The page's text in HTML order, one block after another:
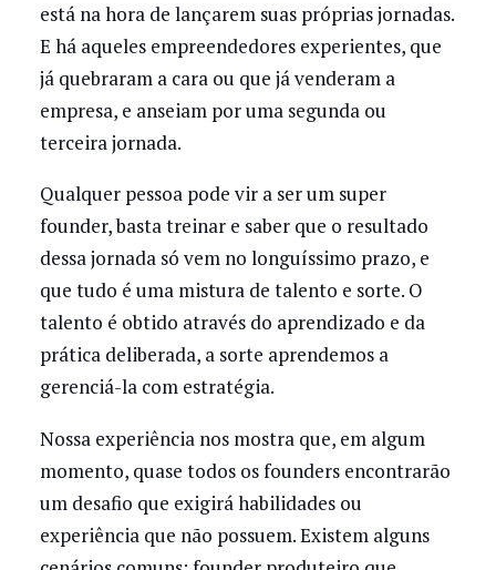
está na hora de lançarem suas próprias jornadas.
E há aqueles empreendedores experientes, que
já quebraram a cara ou que já venderam a
empresa, e anseiam por uma segunda ou
terceira jornada.
Qualquer pessoa pode vir a ser um super
founder, basta treinar e saber que o resultado
dessa jornada só vem no longuíssimo prazo, e
que tudo é uma mistura de talento e sorte. O
talento é obtido através do aprendizado e da
prática deliberada, a sorte aprendemos a
gerenciá-la com estratégia.
Nossa experiência nos mostra que, em algum
momento, quase todos os founders encontrarão
um desafio que exigirá habilidades ou
experiência que não possuem. Existem alguns